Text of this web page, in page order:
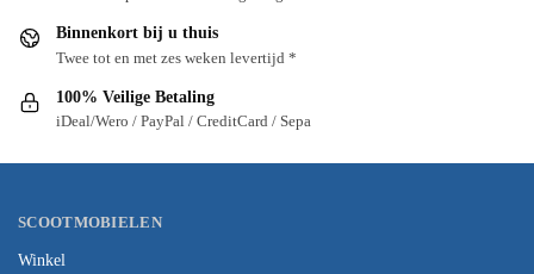
Binnenkort bij u thuis
Twee tot en met zes weken levertijd *
100% Veilige Betaling
iDeal/Wero / PayPal / CreditCard / Sepa
SCOOTMOBIELEN
Winkel